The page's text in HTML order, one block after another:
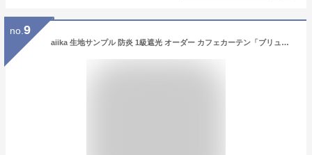
no. 9
aiika 生地サンプル 防炎 1級遮光 オーダー カフェカーテン「ブリュッセル」ブルーグレー CC9211BGYF／商品購入前に実際の生地をお確かめください